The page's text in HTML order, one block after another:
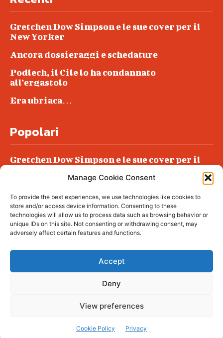
Manage Cookie Consent
To provide the best experiences, we use technologies like cookies to
store and/or access device information. Consenting to these
technologies will allow us to process data such as browsing behavior or
unique IDs on this site. Not consenting or withdrawing consent, may
adversely affect certain features and functions.
Accept
Deny
View preferences
Cookie Policy Privacy
Gretchen Dow Simpson e le sue cover per il
New Yorker
Ancora dossieraggi e schedature
Podlech, il Cile lo ha condannato
all’ergastolo
Era ubriaca…
Popolari
Gretchen Dow Simpson e le sue cover per il
Podlech, il Cile lo ha condannato
all’ergastolo
Era ubriaca…
© tagDiv - All rights reserved. Made with
complete News Portal about living, lifestyle,
fashion and wellness. Take your time and
experience!